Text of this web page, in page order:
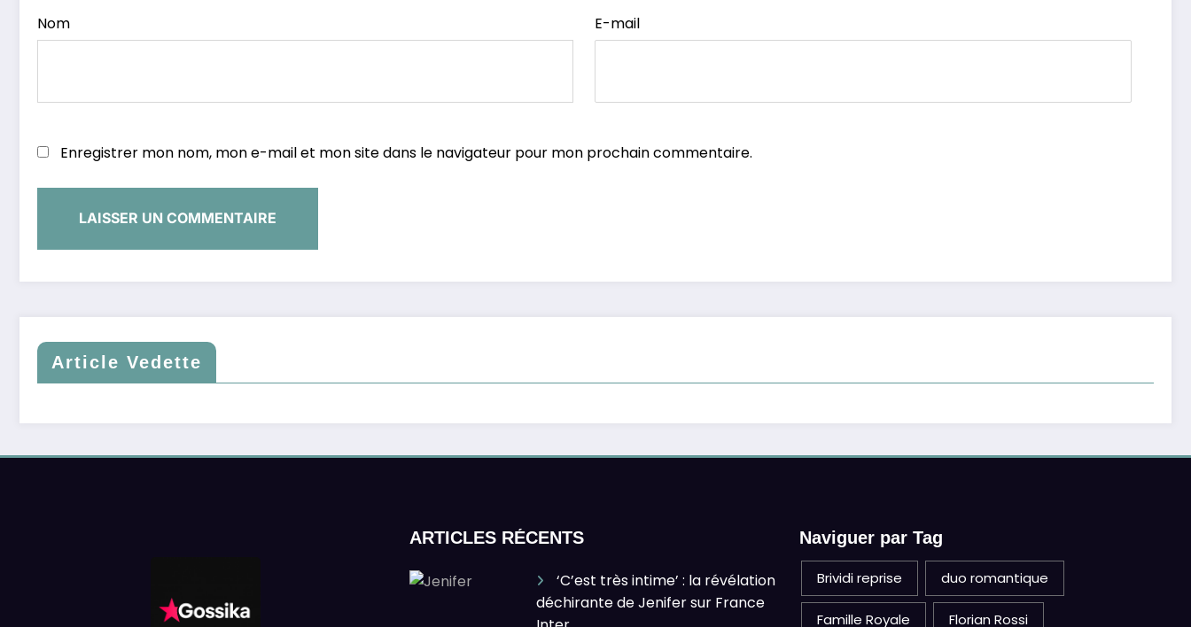
Nom E-mail
Enregistrer mon nom, mon e-mail et mon site dans le navigateur pour mon prochain commentaire.
Article Vedette
ARTICLES RÉCENTS
‘C’est très intime’ : la révélation
déchirante de Jenifer sur France
Naviguer par Tag
Brividi reprise duo romantique
Famille Royale Florian Rossi